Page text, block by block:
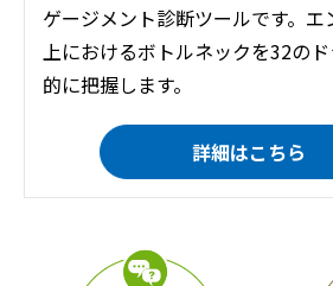
ゲージメント診断ツールです。
上におけるボトルネックを32の
的に把握します。
詳細はこちら